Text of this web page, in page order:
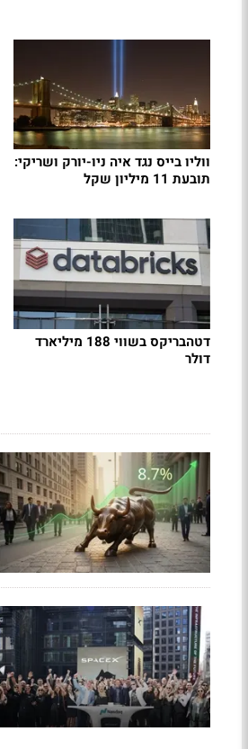
ווליו בייס נגד איה ניו-יורק ושריקי:
תובעת 11 מיליון שקל
דטהבריקס בשווי 188 מיליארד
דולר